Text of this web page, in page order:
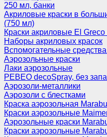
250 мл, банки
Акриловые краски в
(750 мл)
Краски акриловые El
Наборы акриловых красок
Вспомогательные
Аэрозольные краски
Лаки аэрозольные
PEBEO decoSpray, без
Аэрозоли-металлики
Аэрозоли с блестками
Краска аэрозольная
Краски аэрозольные
Аэрозольные краски
Краски аэрозольные